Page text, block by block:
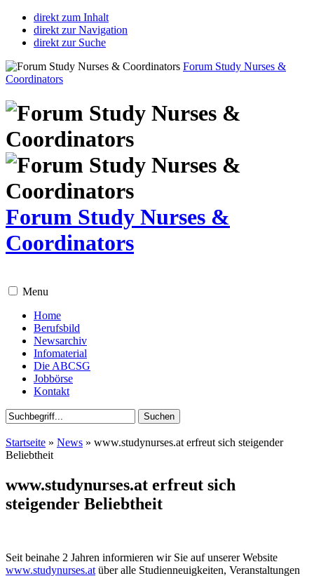
direkt zum Inhalt
direkt zur Navigation
direkt zur Suche
Forum Study Nurses &
Coordinators
Forum Study Nurses &
Coordinators
Menu
Home
Berufsbild
Newsarchiv
Infomaterial
Die ABCSG
Jobbörse
Kontakt
Startseite » News » www.studynurses.at erfreut sich steigender
Beliebtheit
www.studynurses.at erfreut sich
steigender Beliebtheit
Seit beinahe 2 Jahren informieren wir Sie auf unserer Website
www.studynurses.at über alle Studienneuigkeiten, Veranstaltungen